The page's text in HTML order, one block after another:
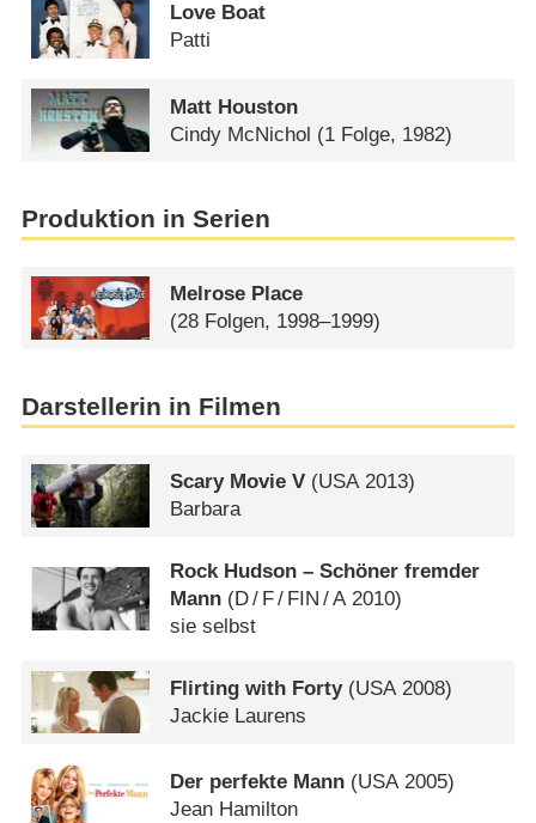
Love Boat
Patti
Matt Houston
Cindy McNichol (1 Folge, 1982)
Produktion in Serien
Melrose Place
(28 Folgen, 1998–1999)
Darstellerin in Filmen
Scary Movie V (USA2013)
Barbara
Rock Hudson – Schöner fremder
Mann (D/ F/ FIN /A2010)
sie selbst
Flirting with Forty(USA2008)
Jackie Laurens
Der perfekte Mann (USA2005)
Jean Hamilton